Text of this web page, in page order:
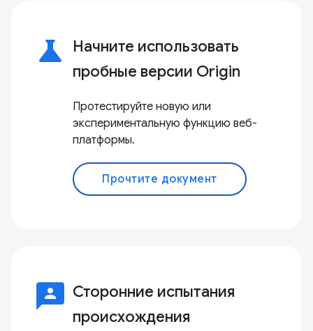
science
Начните использовать
пробные версии Origin
Протестируйте новую или
экспериментальную функцию веб-
платформы.
Прочтите документ
3p Сторонние испытания
происхождения